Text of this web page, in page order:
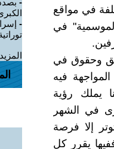
في مواقع
في
وحقوق في
فيه
يملك رؤية
في الشهر
إلا فرصة
يقرر كل
-
-
توراتية -2 /